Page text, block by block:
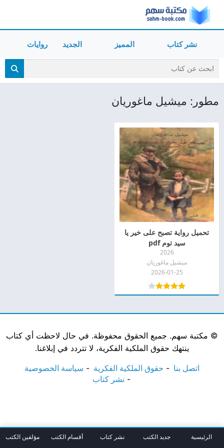
نشر كتاب المميز الجديد روايات
مطور: ميشيل ماغوريان
تحميل رواية تصبح على خير يا
سيد توم pdf
2026
ميشيل ماغوريان
2026-01-25
© مكتبة سهم. جميع الحقوق محفوظة. في حال لاحظت أي كتاب
ينتهك حقوق الملكية الفكرية، لا تتردد في إبلاغنا.
اتصل بنا حقوق الملكية الفكرية
سياسة الخصوصية
نشر كتاب
الرئيسية جديد الكتب نشر كتاب أقسام الكتب مؤلفين الكتب